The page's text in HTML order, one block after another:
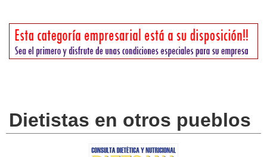
Dietistas en otros pueblos